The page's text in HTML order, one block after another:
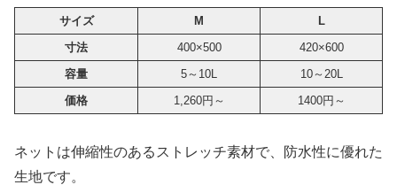
サイズ M
L
寸法
400×500
420×600
容量
5～10L
10～20L
価格
1,260円～ 1400円～
ネットは伸縮性のあるストレッチ素材で、防水性に優れた
生地です。